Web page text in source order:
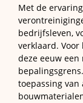
Met de
bedrijfsleven,
verklaard.
deze eeuw
toepassing